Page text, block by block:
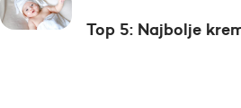
Top 5: Najbolje